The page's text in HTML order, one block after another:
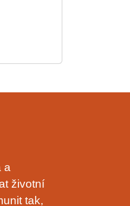
a
životní
tak,